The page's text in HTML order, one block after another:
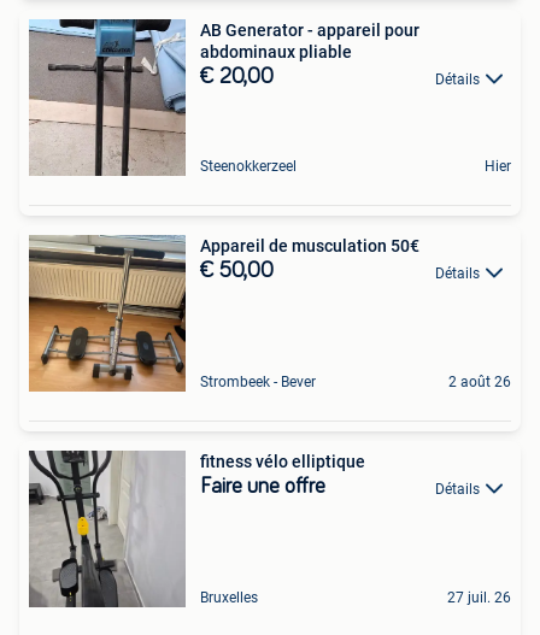
AB Generator - appareil pour
abdominaux pliable
€ 20,00 Détails
Steenokkerzeel Hier
Appareil de musculation 50€
€ 50,00 Détails
Strombeek - Bever 2 août 26
fitness vélo elliptique
Faire une offre Détails
Bruxelles 27 juil. 26